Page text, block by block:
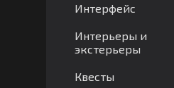
Интерфейс
Интерьеры и
экстерьеры
Квесты